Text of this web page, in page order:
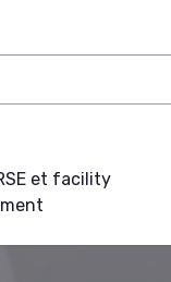
et facility